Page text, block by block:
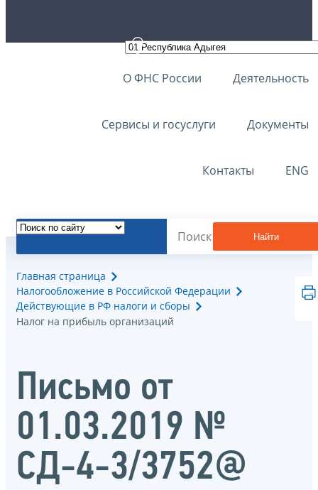
О ФНС России Деятельность
Сервисы и госуслуги Документы
Контакты ENG
Найти
Главная страница
Налогообложение в Российской Федерации
Действующие в РФ налоги и сборы
Налог на прибыль организаций
Письмо от
01.03.2019 №
СД-4-3/3752@